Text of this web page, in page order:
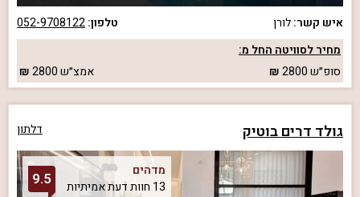
איש קשר:לורן טלפון:052-9708122
מחיר לסוויטה החל מ:
סופ״ש2800 אמצ״ש2800
גולד דרים בוטיק דלתון
מדהים
13 חוות דעת אמיתיות
9.5